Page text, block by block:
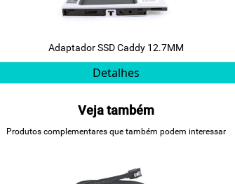
Adaptador SSD Caddy 12.7MM
Detalhes
Veja também
Produtos complementares que também podem interessar